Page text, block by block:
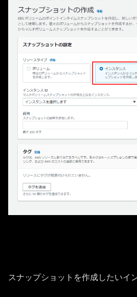
スナップショットを作成したいイ